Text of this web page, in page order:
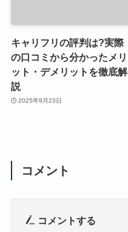
キャリフリの評判は?実際
の口コミから分かったメリ
ット・デメリットを徹底解
説
2025年9月23日
コメント
コメントする